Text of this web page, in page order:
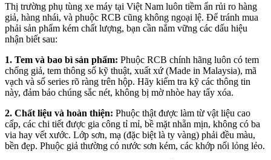
Thị trường phụ tùng xe máy tại Việt Nam luôn tiềm ẩn rủi ro hàng
giả, hàng nhái, và phuộc RCB cũng không ngoại lệ. Để tránh mua
phải sản phẩm kém chất lượng, bạn cần nắm vững các dấu hiệu
nhận biết sau:
1. Tem và bao bì sản phẩm: Phuộc RCB chính hãng luôn có tem
chống giả, tem thông số kỹ thuật, xuất xứ (Made in Malaysia), mã
vạch và số series rõ ràng trên hộp. Hãy kiểm tra kỹ các thông tin
này, đảm bảo chúng sắc nét, không bị mờ nhòe hay tẩy xóa.
2. Chất liệu và hoàn thiện: Phuộc thật được làm từ vật liệu cao
cấp, các chi tiết được gia công tỉ mỉ, bề mặt nhẵn mịn, không có ba
via hay vết xước. Lớp sơn, mạ (đặc biệt là ty vàng) phải đều màu,
bền đẹp. Phuộc giả thường có nước sơn kém, các khớp nối lỏng lẻo.